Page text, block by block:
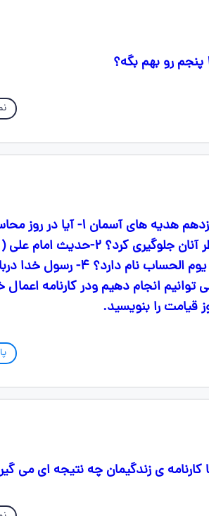
حل کنید معرکه میدم. سوالات درس شانزدهم هدیه های
توان نظر داوران را تغییر داد یا از اعلام نظر آنان
ی روز قیامت چیست؟ ۳- چرا روز قیامت یوم الحساب نام
۵- کارهایی که می توانیم انجام دهیم ودر کارنامه
ی زندگیمان چه نتیجه ای می